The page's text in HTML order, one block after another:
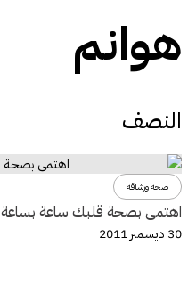
هوانم
النصف
صحة ورشاقة
اهتمى بصحة قلبك ساعة بساعة
30 ديسمبر 2011